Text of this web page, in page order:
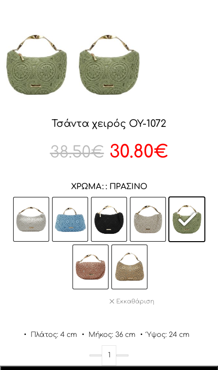
Τσάντα χειρός OY-1072
38.50€ 30.80€
ΧΡΏΜΑ : ΠΡΆΣΙΝΟ
Εκκαθάριση
• Πλάτος: 4 cm • Μήκος: 36 cm • Ύψος: 24 cm